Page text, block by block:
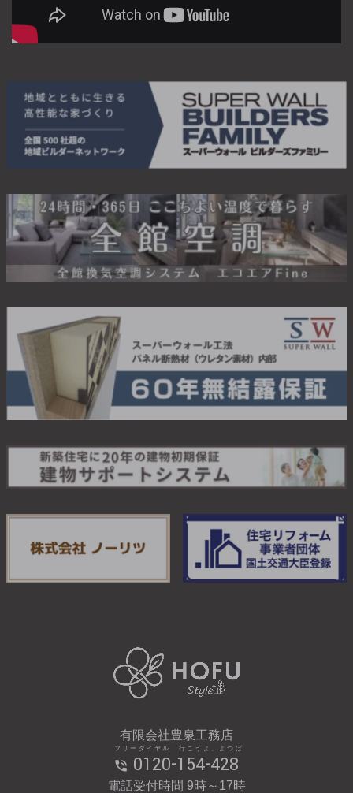
有限会社豊泉工務店
0120-154-428
フリーダイヤル 行こうよ、よつば
電話受付時間 9時～17時